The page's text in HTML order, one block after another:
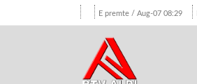
E premte / Aug-07 08:29